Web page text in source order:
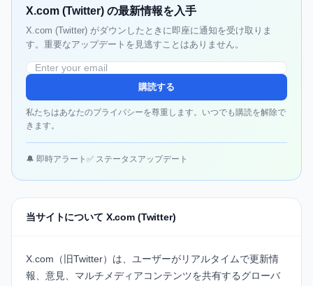
X.com (Twitter) の最新情報を入手
X.com (Twitter) がダウンしたときに即座に通知を受け取りま
す。重要なアップデートを見逃すことはありません。
購読する
私たちはあなたのプライバシーを尊重します。いつでも購読を解除で
きます。
🔔 即時アラート ✅ ステータスアップデート
当サイトについて X.com (Twitter)
X.com（旧Twitter）は、ユーザーがリアルタイムで更新情
報、意見、マルチメディアコンテンツを共有するグローバ